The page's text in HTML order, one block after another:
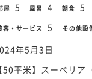
屋 5 風呂 4 朝食 5
客・サービス 5 その他設
年5月3日
【50平米】スーペリア